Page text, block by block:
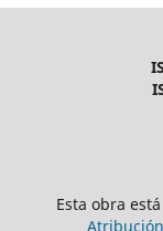
Esta obra